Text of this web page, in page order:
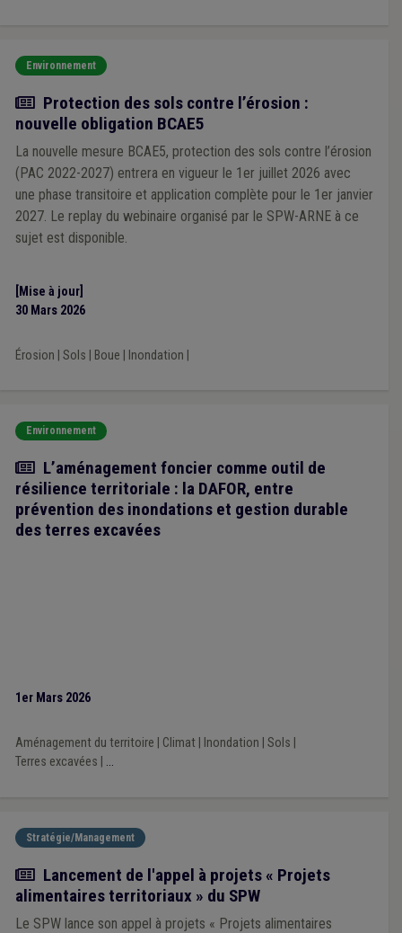
Environnement
Actualité
Protection des sols contre l’érosion :
nouvelle obligation BCAE5
La nouvelle mesure BCAE5, protection des sols contre l’érosion
(PAC 2022-2027) entrera en vigueur le 1er juillet 2026 avec
une phase transitoire et application complète pour le 1er janvier
2027. Le replay du webinaire organisé par le SPW-ARNE à ce
sujet est disponible.
[Mise à jour]
30 Mars 2026
Érosion Sols Boue Inondation
Environnement
Article
L’aménagement foncier comme outil de
résilience territoriale : la DAFOR, entre
prévention des inondations et gestion durable
des terres excavées
1er Mars 2026
Aménagement du territoire Climat| Inondation Sols
Terres excavées
...
Stratégie/Management
Actualité
Lancement de l'appel à projets « Projets
alimentaires territoriaux » du SPW
Le SPW lance son appel à projets « Projets alimentaires